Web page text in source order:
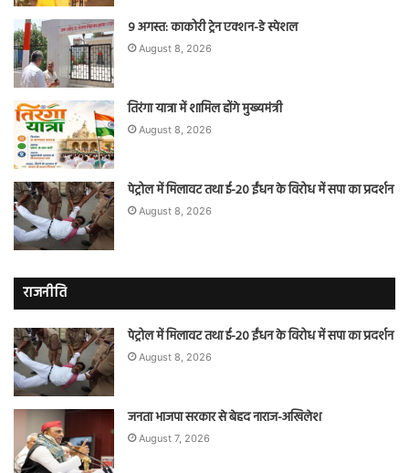
9 अगस्त: काकोरी ट्रेन एक्शन-डे स्पेशल
August 8, 2026
तिरंगा यात्रा में शामिल होंगे मुख्यमंत्री
August 8, 2026
पेट्रोल में मिलावट तथा ई-20 ईंधन के विरोध में सपा का प्रदर्शन
August 8, 2026
राजनीति
पेट्रोल में मिलावट तथा ई-20 ईंधन के विरोध में सपा का प्रदर्शन
August 8, 2026
जनता भाजपा सरकार से बेहद नाराज-अखिलेश
August 7, 2026